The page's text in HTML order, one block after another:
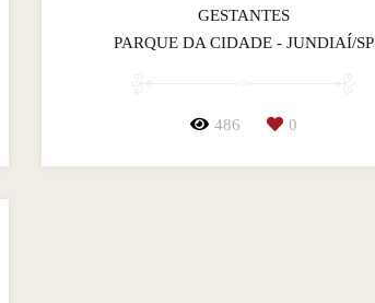
GESTANTES
PARQUE DA CIDADE - JUNDIAÍ/SP
486 0